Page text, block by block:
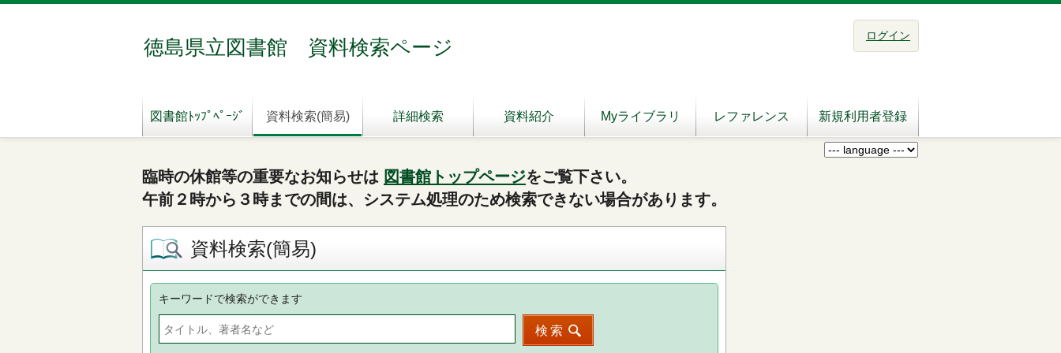
徳島県立図書館 資料検索ページ
図書館ﾄｯﾌﾟﾍﾟｰｼﾞ 資料検索(簡易) 詳細検索 資料紹介 Myライブラリ レファレンス 新規利用者登録
ログイン
臨時の休館等の重要なお知らせは 図書館トップページをご覧下さい。
午前２時から３時までの間は、システム処理のため検索できない場合があります。
資料検索(簡易)
キーワードで検索ができます
検索